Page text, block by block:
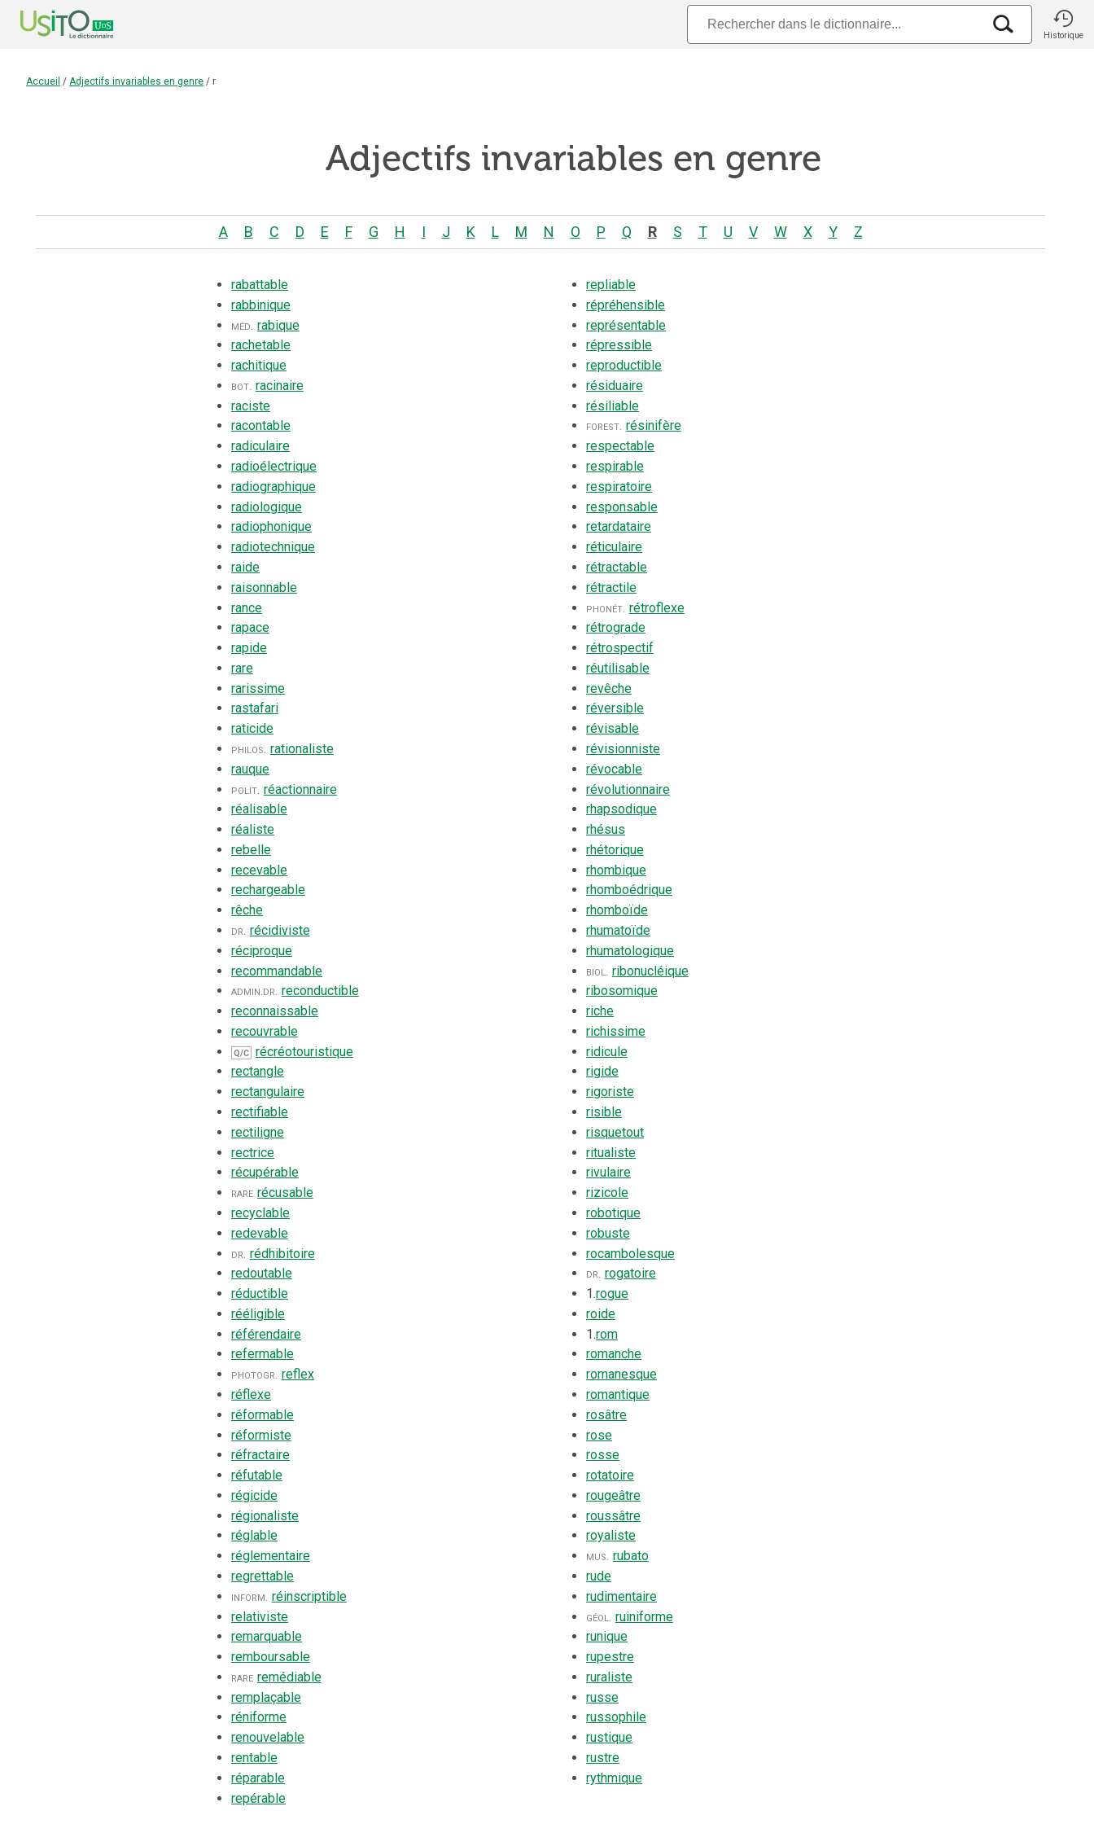
Historique
Accueil / Adjectifs invariables en genre / r
Adjectifs invariables en genre
A B C D E F G H I J K L M N O P Q R S T U V W X Y Z
rabattable
rabbinique
méd. rabique
rachetable
rachitique
bot. racinaire
raciste
racontable
radiculaire
radioélectrique
radiographique
radiologique
radiophonique
radiotechnique
raide
raisonnable
rance
rapace
rapide
rare
rarissime
rastafari
raticide
philos. rationaliste
rauque
polit. réactionnaire
réalisable
réaliste
rebelle
recevable
rechargeable
rêche
dr. récidiviste
réciproque
recommandable
admin.dr. reconductible
reconnaissable
recouvrable
Q/C
récréotouristique
rectangle
rectangulaire
rectifiable
rectiligne
rectrice
récupérable
rare récusable
recyclable
redevable
dr. rédhibitoire
redoutable
réductible
rééligible
référendaire
refermable
photogr. reflex
réflexe
réformable
réformiste
réfractaire
réfutable
régicide
régionaliste
réglable
réglementaire
regrettable
inform. réinscriptible
relativiste
remarquable
remboursable
rare remédiable
remplaçable
réniforme
renouvelable
rentable
réparable
repérable
repliable
répréhensible
représentable
répressible
reproductible
résiduaire
résiliable
forest. résinifère
respectable
respirable
respiratoire
responsable
retardataire
réticulaire
rétractable
rétractile
phonét. rétroflexe
rétrograde
rétrospectif
réutilisable
revêche
réversible
révisable
révisionniste
révocable
révolutionnaire
rhapsodique
rhésus
rhétorique
rhombique
rhomboédrique
rhomboïde
rhumatoïde
rhumatologique
biol.
ribonucléique
ribosomique
riche
richissime
ridicule
rigide
rigoriste
risible
risquetout
ritualiste
rivulaire
rizicole
robotique
robuste
rocambolesque
dr. rogatoire
1.rogue
roide
1.rom
romanche
romanesque
romantique
rosâtre
rose
rosse
rotatoire
rougeâtre
roussâtre
royaliste
mus. rubato
rude
rudimentaire
géol.
ruiniforme
runique
rupestre
ruraliste
russe
russophile
rustique
rustre
rythmique